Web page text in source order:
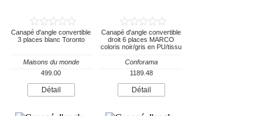
Canapé d'angle convertible
3 places blanc Toronto
Maisons du monde
499.00
Détail
Canapé d'angle convertible
droit 6 places MARCO
coloris noir/gris en PU/tissu
Conforama
1189.48
Détail